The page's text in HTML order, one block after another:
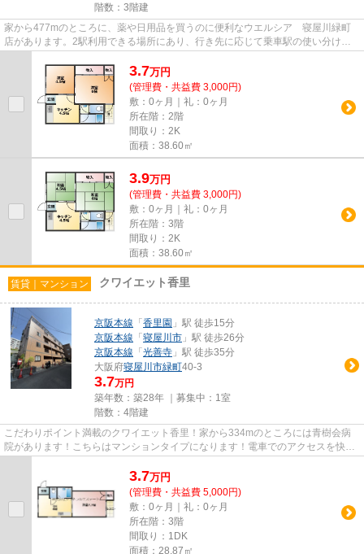
階数：3階建
家から477mのところに、薬や日用品を買うのに便利なウエルシア 寝屋川緑町
店があります。2駅利用できる場所にあり、行き先に応じて乗車駅の使い分けが
3.7万円
(管理費・共益費 3,000円)
敷：0ヶ月｜礼：0ヶ月
所在階：2階
間取り：2K
面積：38.60㎡
3.9万円
(管理費・共益費 3,000円)
敷：0ヶ月｜礼：0ヶ月
所在階：3階
間取り：2K
面積：38.60㎡
賃貸｜マンション クワイエット香里
京阪本線 「 香里園 」駅 徒歩15分
京阪本線 「 寝屋川市 」駅 徒歩26分
京阪本線 「 光善寺 」駅 徒歩35分
大阪府寝屋川市緑町40-3
3.7万円
築年数：築28年 ｜募集中： 1室
階数：4階建
こだわりポイント満載のクワイエット香里！家から334mのところには青樹会病
院があります！こちらはマンションタイプになります！電車でのアクセスを快適
3.7万円
(管理費・共益費 5,000円)
敷：0ヶ月｜礼：0ヶ月
所在階：3階
間取り：1DK
面積：28.87㎡